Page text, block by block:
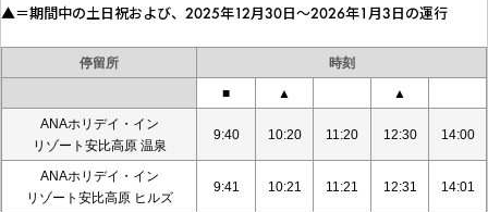
▲＝期間中の土日祝および、2025年12月30日～2026年1月3日の運行
停留所
時刻
■
▲
▲
ANAホリデイ・イン
リゾート安比高原 温泉
9:40 10:20 11:20 12:30 14:00
ANAホリデイ・イン
リゾート安比高原 ヒルズ
9:41 10:21 11:21 12:31 14:01